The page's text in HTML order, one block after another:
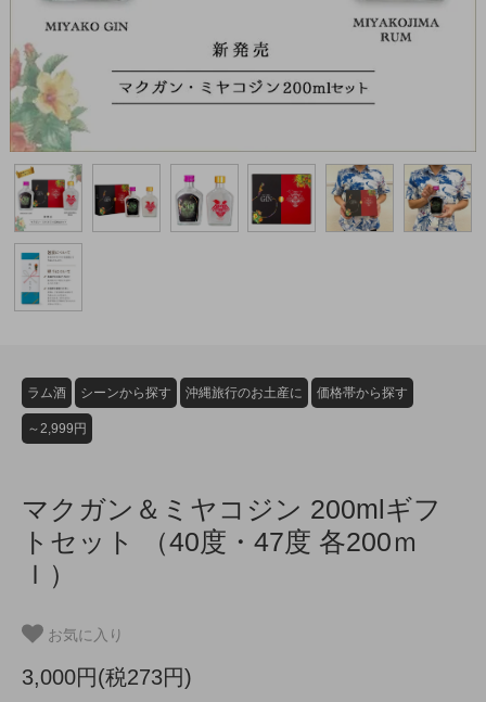
ラム酒 シーンから探す 沖縄旅行のお土産に 価格帯から探す
～2,999円
マクガン＆ミヤコジン 200mlギフ
トセット （40度・47度 各200ｍ
ｌ）
お気に入り
3,000円(税273円)